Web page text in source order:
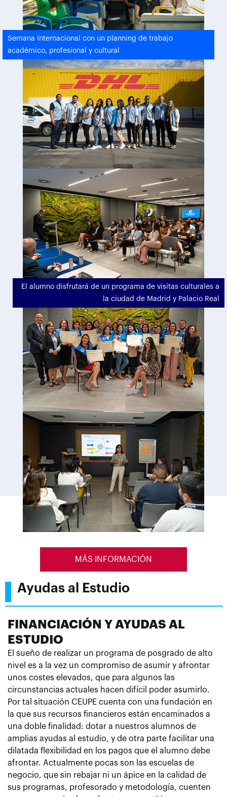
Semana Internacional con un planning de trabajo
académico, profesional y cultural
El alumno disfrutará de un programa de visitas culturales a
la ciudad de Madrid y Palacio Real
MÁS INFORMACIÓN
Ayudas al Estudio
FINANCIACIÓN Y AYUDAS AL
ESTUDIO
El sueño de realizar un programa de posgrado de alto
nivel es a la vez un compromiso de asumir y afrontar
unos costes elevados, que para algunos las
circunstancias actuales hacen difícil poder asumirlo.
Por tal situación CEUPE cuenta con una fundación en
la que sus recursos financieros están encaminados a
una doble finalidad: dotar a nuestros alumnos de
amplias ayudas al estudio, y de otra parte facilitar una
dilatada flexibilidad en los pagos que el alumno debe
afrontar. Actualmente pocas son las escuelas de
negocio, que sin rebajar ni un ápice en la calidad de
sus programas, profesorado y metodología, cuenten